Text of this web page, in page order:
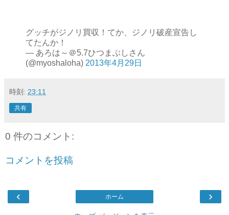
グッチがジノリ買収！てか、ジノリ破産宣告し
てたんか！
— あろは～＠5.7ひつまぶしさん
(@myoshaloha) 2013年4月29日
時刻: 23:11
共有
0 件のコメント:
コメントを投稿
‹ ›
ホーム